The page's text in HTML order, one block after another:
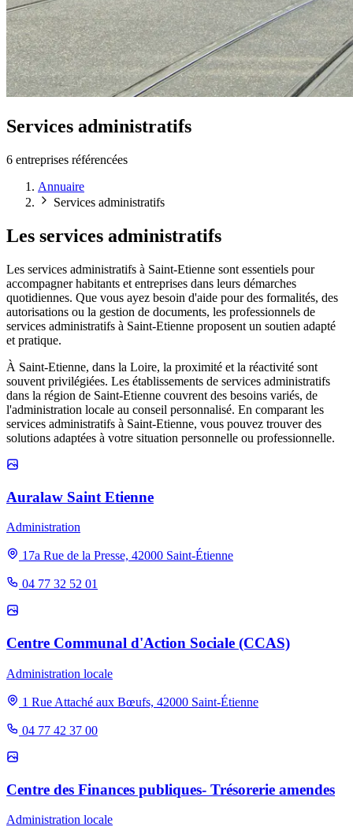
Services administratifs
6 entreprises référencées
Annuaire
Services administratifs
Les services administratifs
Les services administratifs à Saint-Etienne sont essentiels pour
accompagner habitants et entreprises dans leurs démarches
quotidiennes. Que vous ayez besoin d'aide pour des formalités, des
autorisations ou la gestion de documents, les professionnels de
services administratifs à Saint-Etienne proposent un soutien adapté
et pratique.
À Saint-Etienne, dans la Loire, la proximité et la réactivité sont
souvent privilégiées. Les établissements de services administratifs
dans la région de Saint-Etienne couvrent des besoins variés, de
l'administration locale au conseil personnalisé. En comparant les
services administratifs à Saint-Etienne, vous pouvez trouver des
solutions adaptées à votre situation personnelle ou professionnelle.
Auralaw Saint Etienne
Administration
17a Rue de la Presse, 42000 Saint-Étienne
04 77 32 52 01
Centre Communal d'Action Sociale (CCAS)
Administration locale
1 Rue Attaché aux Bœufs, 42000 Saint-Étienne
04 77 42 37 00
Centre des Finances publiques- Trésorerie amendes
Administration locale